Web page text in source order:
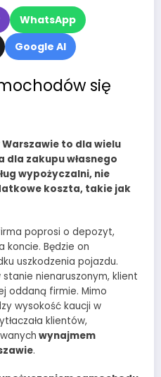
WhatsApp
Google AI
się
to dla wielu
zakupu własnego
wypożyczalni, nie
koszta, takie jak
poprosi o depozyt,
koncie. Będzie on
uszkodzenia pojazdu.
nienaruszonym, klient
oddaną firmie. Mimo
wysokość kaucji w
klientów,
wynajmem
.